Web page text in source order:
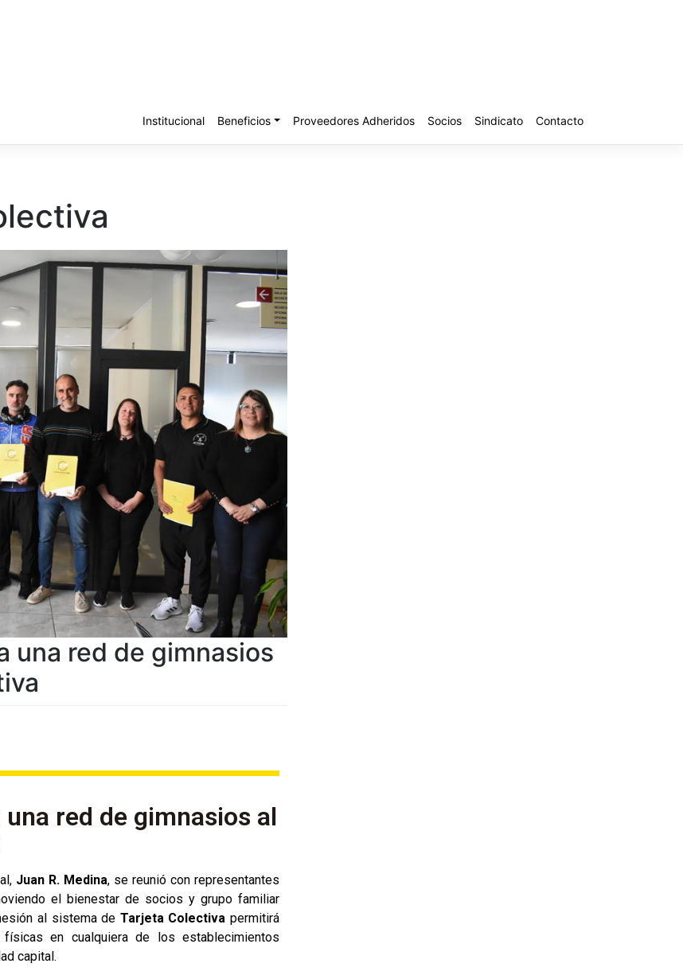
Institucional Beneficios Proveedores Adheridos Socios Sindicato Contacto
una red de gimnasios
red de gimnasios al
Juan R. Medina, se reunió con representantes
el bienestar de socios y grupo familiar
al sistema de Tarjeta Colectiva permitirá
en cualquiera de los establecimientos
capital.